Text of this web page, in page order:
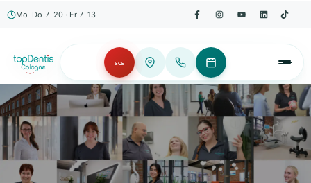
Mo–Do 7–20 · Fr 7–13
SOS